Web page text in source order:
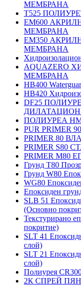
МЕМБРАНА
T525
EM600
МЕМБРАНА
EM350
МЕМБРАНА
AQUAZERO
МЕМБРАНА
HB400
HB420
DF25
ПОЛИУРЕА
PUR PRIMER
PRIMER 80
PRIMER S80
PRIMER
Грунд Т80
Грунд W80
WG80
Епоксиден
SLB 51
(Основно
Текстурирано
покритие)
SLT 41
слой)
SLT 21
слой)
Полиурея
2К СПРЕЙ